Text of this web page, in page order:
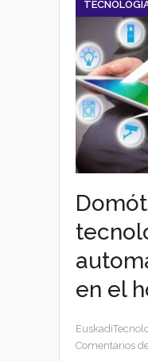
en el
Comentarios